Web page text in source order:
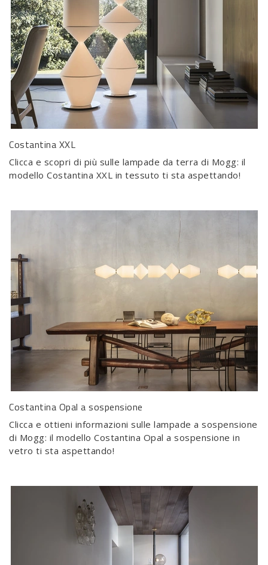
Costantina XXL
Clicca e scopri di più sulle lampade da terra di Mogg: il
modello Costantina XXL in tessuto ti sta aspettando!
Costantina Opal a sospensione
Clicca e ottieni informazioni sulle lampade a sospensione
di Mogg: il modello Costantina Opal a sospensione in
vetro ti sta aspettando!